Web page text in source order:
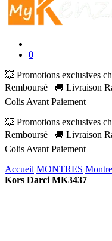
0
💥 Promotions exclusives
Remboursé | 🚚 Livraison
Colis Avant Paiement
💥 Promotions exclusives
Remboursé | 🚚 Livraison
Colis Avant Paiement
Accueil MONTRES
Kors Darci MK3437